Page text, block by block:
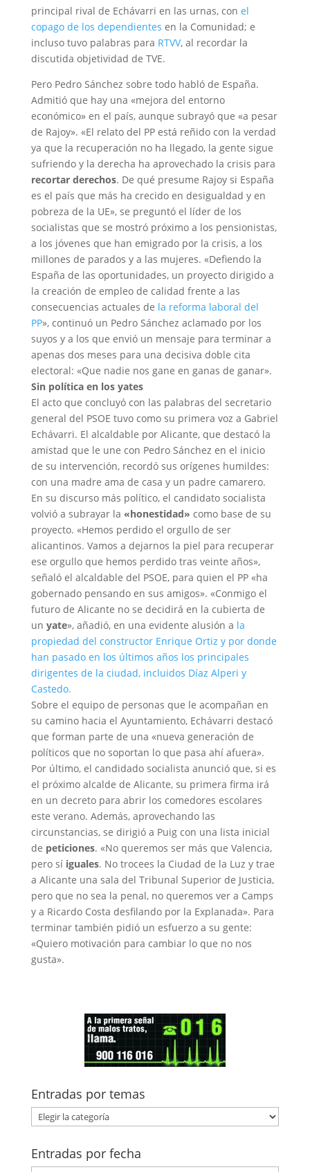
principal rival de Echávarri en las urnas, con el
copago de los dependientes en la Comunidad; e
incluso tuvo palabras para RTVV, al recordar la
discutida objetividad de TVE.
Pero Pedro Sánchez sobre todo habló de España.
Admitió que hay una «mejora del entorno
económico» en el país, aunque subrayó que «a pesar
de Rajoy». «El relato del PP está reñido con la verdad
ya que la recuperación no ha llegado, la gente sigue
sufriendo y la derecha ha aprovechado la crisis para
recortar derechos. De qué presume Rajoy si España
es el país que más ha crecido en desigualdad y en
pobreza de la UE», se preguntó el líder de los
socialistas que se mostró próximo a los pensionistas,
a los jóvenes que han emigrado por la crisis, a los
millones de parados y a las mujeres. «Defiendo la
España de las oportunidades, un proyecto dirigido a
la creación de empleo de calidad frente a las
consecuencias actuales de la reforma laboral del
PP», continuó un Pedro Sánchez aclamado por los
suyos y a los que envió un mensaje para terminar a
apenas dos meses para una decisiva doble cita
electoral: «Que nadie nos gane en ganas de ganar».
Sin política en los yates
El acto que concluyó con las palabras del secretario
general del PSOE tuvo como su primera voz a Gabriel
Echávarri. El alcaldable por Alicante, que destacó la
amistad que le une con Pedro Sánchez en el inicio
de su intervención, recordó sus orígenes humildes:
con una madre ama de casa y un padre camarero.
En su discurso más político, el candidato socialista
volvió a subrayar la «honestidad» como base de su
proyecto. «Hemos perdido el orgullo de ser
alicantinos. Vamos a dejarnos la piel para recuperar
ese orgullo que hemos perdido tras veinte años»,
señaló el alcaldable del PSOE, para quien el PP «ha
gobernado pensando en sus amigos». «Conmigo el
futuro de Alicante no se decidirá en la cubierta de
un yate», añadió, en una evidente alusión a la
propiedad del constructor Enrique Ortiz y por donde
han pasado en los últimos años los principales
dirigentes de la ciudad, incluidos Díaz Alperi y
Castedo.
Sobre el equipo de personas que le acompañan en
su camino hacia el Ayuntamiento, Echávarri destacó
que forman parte de una «nueva generación de
políticos que no soportan lo que pasa ahí afuera».
Por último, el candidado socialista anunció que, si es
el próximo alcalde de Alicante, su primera firma irá
en un decreto para abrir los comedores escolares
este verano. Además, aprovechando las
circunstancias, se dirigió a Puig con una lista inicial
de peticiones. «No queremos ser más que Valencia,
pero sí iguales. No trocees la Ciudad de la Luz y trae
a Alicante una sala del Tribunal Superior de Justicia,
pero que no sea la penal, no queremos ver a Camps
y a Ricardo Costa desfilando por la Explanada». Para
terminar también pidió un esfuerzo a su gente:
«Quiero motivación para cambiar lo que no nos
gusta».
Entradas por temas
Entradas
por
Entradas por fecha